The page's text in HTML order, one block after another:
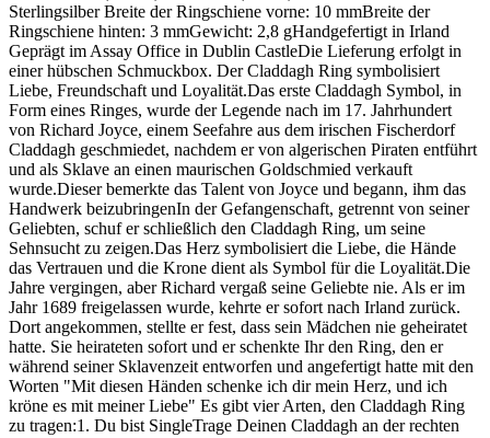
Sterlingsilber Breite der Ringschiene vorne: 10 mmBreite der
Ringschiene hinten: 3 mmGewicht: 2,8 gHandgefertigt in Irland
Geprägt im Assay Office in Dublin CastleDie Lieferung erfolgt in
einer hübschen Schmuckbox. Der Claddagh Ring symbolisiert
Liebe, Freundschaft und Loyalität.Das erste Claddagh Symbol, in
Form eines Ringes, wurde der Legende nach im 17. Jahrhundert
von Richard Joyce, einem Seefahre aus dem irischen Fischerdorf
Claddagh geschmiedet, nachdem er von algerischen Piraten entführt
und als Sklave an einen maurischen Goldschmied verkauft
wurde.Dieser bemerkte das Talent von Joyce und begann, ihm das
Handwerk beizubringenIn der Gefangenschaft, getrennt von seiner
Geliebten, schuf er schließlich den Claddagh Ring, um seine
Sehnsucht zu zeigen.Das Herz symbolisiert die Liebe, die Hände
das Vertrauen und die Krone dient als Symbol für die Loyalität.Die
Jahre vergingen, aber Richard vergaß seine Geliebte nie. Als er im
Jahr 1689 freigelassen wurde, kehrte er sofort nach Irland zurück.
Dort angekommen, stellte er fest, dass sein Mädchen nie geheiratet
hatte. Sie heirateten sofort und er schenkte Ihr den Ring, den er
während seiner Sklavenzeit entworfen und angefertigt hatte mit den
Worten "Mit diesen Händen schenke ich dir mein Herz, und ich
kröne es mit meiner Liebe" Es gibt vier Arten, den Claddagh Ring
zu tragen:1. Du bist SingleTrage Deinen Claddagh an der rechten